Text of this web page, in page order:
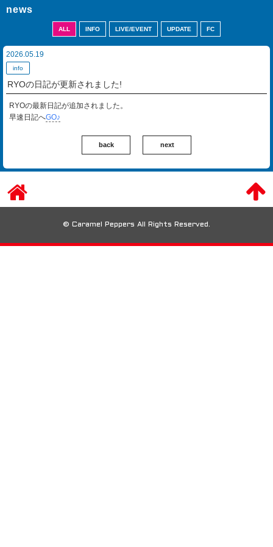
news
ALL INFO LIVE/EVENT UPDATE FC
2026.05.19
info
RYOの日記が更新されました!
RYOの最新日記が追加されました。
早速日記へGO♪
back next
© Caramel Peppers All Rights Reserved.